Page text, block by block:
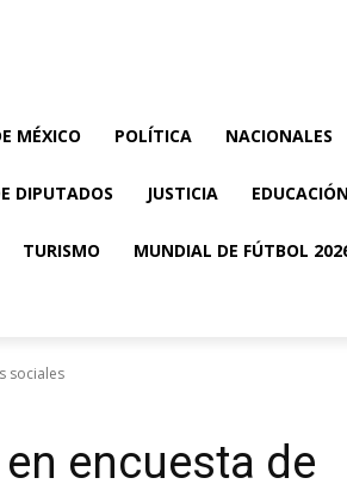
MÉXICO POLÍTICA NACIONALES
DIPUTADOS JUSTICIA EDUCACIÓN
TURISMO MUNDIAL DE FÚTBOL
sociales
encuesta de